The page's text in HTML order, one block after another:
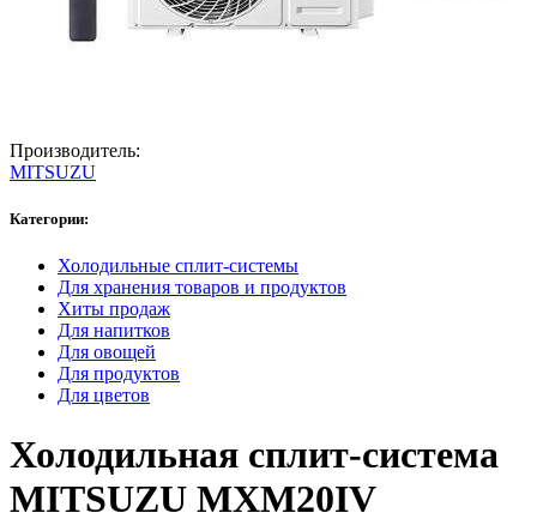
Производитель:
MITSUZU
Категории:
Холодильные сплит-системы
Для хранения товаров и продуктов
Хиты продаж
Для напитков
Для овощей
Для продуктов
Для цветов
Холодильная сплит-система
MITSUZU MXM20IV